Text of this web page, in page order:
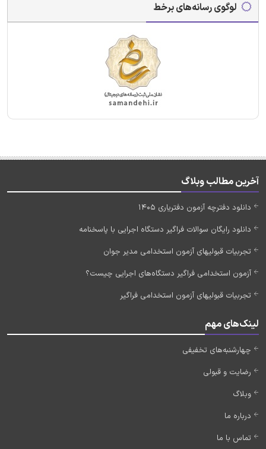
لوگوی رسانه‌های برخط
آخرین مطالب وبلاگ
دانلود دفترچه آزمون دفتریاری 1405
دانلود رایگان سوالات فراگیر دستگاه اجرایی با پاسخنامه
تجربیات قبولیهای آزمون استخدامی مدیر جوان
آزمون استخدامی فراگیر دستگاه‌های اجرایی چیست؟
تجربیات قبولیهای آزمون استخدامی فراگیر
لینک‌های مهم
چهارشنبه‌های تخفیفی
رضایت و قبولی
وبلاگ
درباره ما
تماس با ما